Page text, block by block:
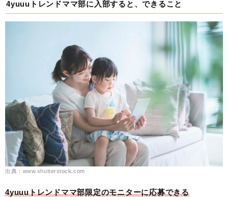
4yuuuトレンドママ部に入部すると、できること
出典：www.shutterstock.com
4yuuuトレンドママ部限定のモニターに応募できる